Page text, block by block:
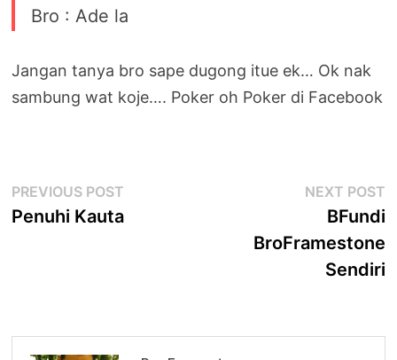
Bro : Ade la
Jangan tanya bro sape dugong itue ek… Ok nak
sambung wat koje…. Poker oh Poker di Facebook
Post
navigation
PREVIOUS POST
post:
Penuhi Kauta
NEXT POST
BFundi
BroFramestone
Sendiri